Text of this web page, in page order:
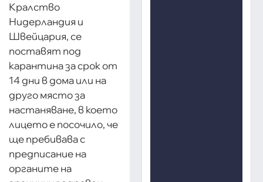
Кралство
Нидерландия и
Швейцария, се
поставят под
карантина за срок от
14 дни в дома или на
друго място за
настаняване, в което
лицето е посочило, че
ще пребивава с
предписание на
органите на